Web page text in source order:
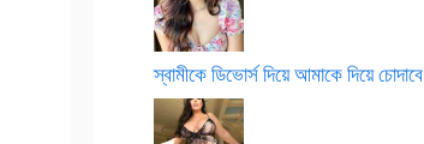
স্বামীকে ডিভোর্স দিয়ে আমাকে দিয়ে চোদাবে